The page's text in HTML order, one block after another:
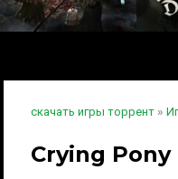
скачать игры торрент »
Crying Pony